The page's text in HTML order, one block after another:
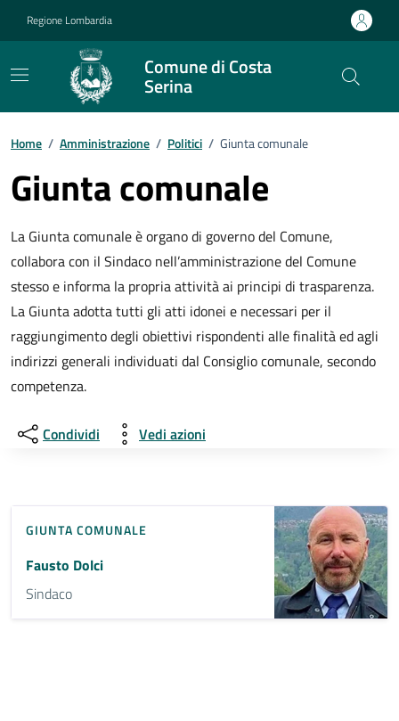
Regione Lombardia
Comune di Costa
Serina
Home / Amministrazione / Politici / Giunta comunale
Giunta comunale
La Giunta comunale è organo di governo del Comune,
collabora con il Sindaco nell’amministrazione del Comune
stesso e informa la propria attività ai principi di trasparenza.
La Giunta adotta tutti gli atti idonei e necessari per il
raggiungimento degli obiettivi rispondenti alle finalità ed agli
indirizzi generali individuati dal Consiglio comunale, secondo
competenza.
Condividi Vedi azioni
GIUNTA COMUNALE
Fausto Dolci
Sindaco